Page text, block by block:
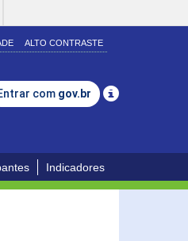
ALTO CONTRASTE
com gov.br
Indicadores